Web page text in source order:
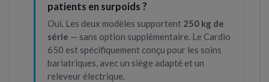
patients en surpoids ?
Oui. Les deux modèles supportent 250 kg de
série — sans option supplémentaire. Le Cardio
650 est spécifiquement conçu pour les soins
bariatriques, avec un siège adapté et un
releveur électrique.